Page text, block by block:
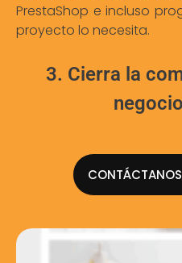
PrestaShop e incluso
proyecto lo necesita.
3. Cierra la